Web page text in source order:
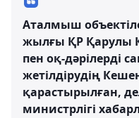
Аталмыш
жылғы ҚР Қарулы
пен оқ-дәрілерді
жетілдірудің
қарастырылған,
министрлігі